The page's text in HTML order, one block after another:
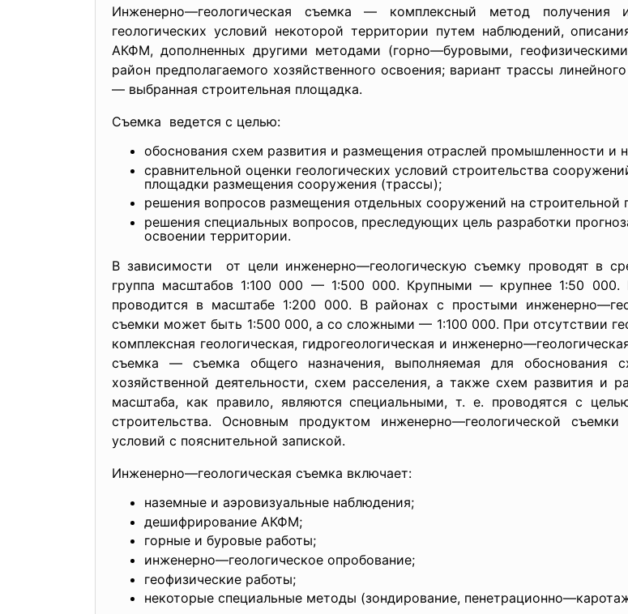
Инженерно—геологическая съемка — комплексный метод
геологических условий некоторой территории путем наблюдений,
АКФМ, дополненных другими методами (горно—буровыми,
район предполагаемого хозяйственного освоения; вариант трассы
— выбранная строительная площадка.
Съемка ведется с целью:
обоснования схем развития и размещения отраслей промышленности и
сравнительной оценки геологических условий строительства
площадки размещения сооружения (трассы);
решения вопросов размещения отдельных сооружений на строительной
решения специальных вопросов, преследующих цель разработки
освоении территории.
В зависимости от цели инженерно—геологическую съемку проводят в
группа масштабов 1:100 000 — 1:500 000. Крупными — крупнее 1:50 000.
проводится в масштабе 1:200 000. В районах с простыми
съемки может быть 1:500 000, а со сложными — 1:100 000. При отсутствии
комплексная геологическая, гидрогеологическая и
съемка — съемка общего назначения, выполняемая для обоснования
хозяйственной деятельности, схем расселения, а также схем развития и
масштаба, как правило, являются специальными, т. е. проводятся с
строительства. Основным продуктом инженерно—геологической съемки
условий с пояснительной запиской.
Инженерно—геологическая съемка включает:
наземные и аэровизуальные наблюдения;
дешифрирование АКФМ;
горные и буровые работы;
инженерно—геологическое опробование;
геофизические работы;
некоторые специальные методы (зондирование,